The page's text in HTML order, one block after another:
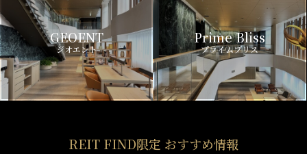
GEOENT
ジオエント
Prime Bliss
プライムブリス
REIT FIND限定 おすすめ情報